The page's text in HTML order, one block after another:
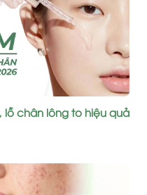
lỗ chân lông to hiệu quả